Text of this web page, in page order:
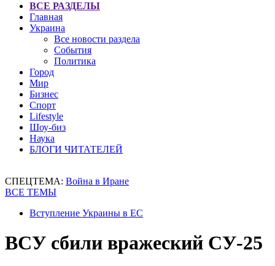
ВСЕ РАЗДЕЛЫ
Главная
Украина
Все новости раздела
События
Политика
Город
Мир
Бизнес
Спорт
Lifestyle
Шоу-биз
Наука
БЛОГИ ЧИТАТЕЛЕЙ
СПЕЦТЕМА: Война в Иране
ВСЕ ТЕМЫ
Вступление Украины в ЕС
ВСУ сбили вражеский СУ-25